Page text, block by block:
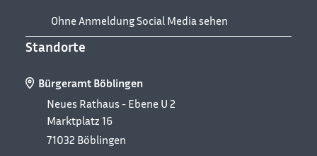
Ohne Anmeldung Social Media sehen
Standorte
Bürgeramt Böblingen
Neues Rathaus - Ebene U 2
Marktplatz 16
71032 Böblingen